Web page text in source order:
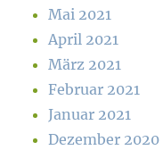
Mai 2021
April 2021
März 2021
Februar 2021
Januar 2021
Dezember 2020